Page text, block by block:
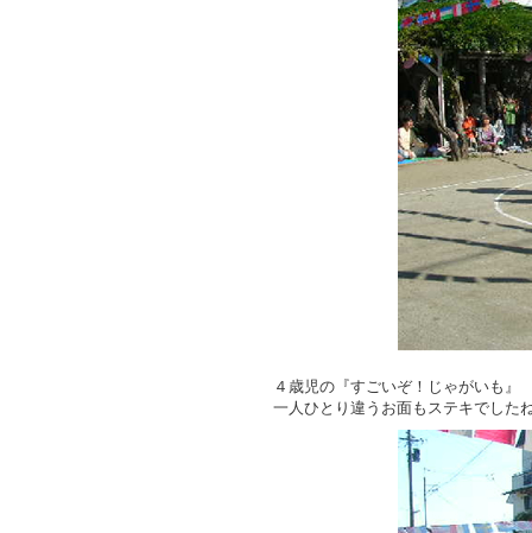
４歳児の『すごいぞ！じゃがいも』
一人ひとり違うお面もステキでした